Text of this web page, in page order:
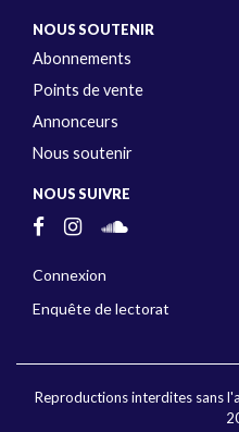
NOUS SOUTENIR
Abonnements
Points de vente
Annonceurs
Nous soutenir
NOUS SUIVRE
Connexion
Enquête de lectorat
Reproductions interdites sans